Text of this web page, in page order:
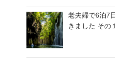
老夫婦で6泊7
きました その１